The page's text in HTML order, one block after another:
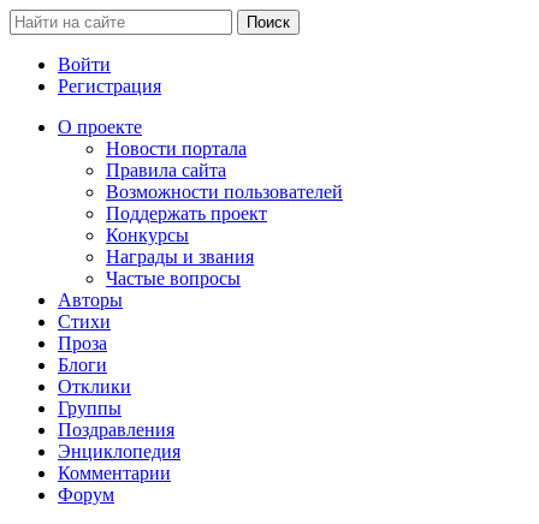
Войти
Регистрация
О проекте
Новости портала
Правила сайта
Возможности пользователей
Поддержать проект
Конкурсы
Награды и звания
Частые вопросы
Авторы
Стихи
Проза
Блоги
Отклики
Группы
Поздравления
Энциклопедия
Комментарии
Форум